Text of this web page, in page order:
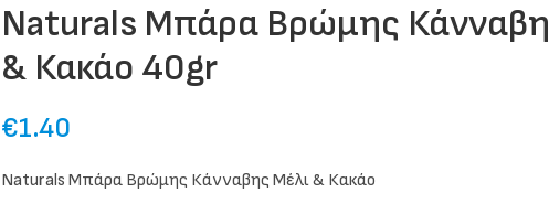
Naturals Μπάρα Βρώμης
& Κακάο 40gr
€1.40
Naturals Μπάρα Βρώμης Κάνναβης Μέλι & Κακάο